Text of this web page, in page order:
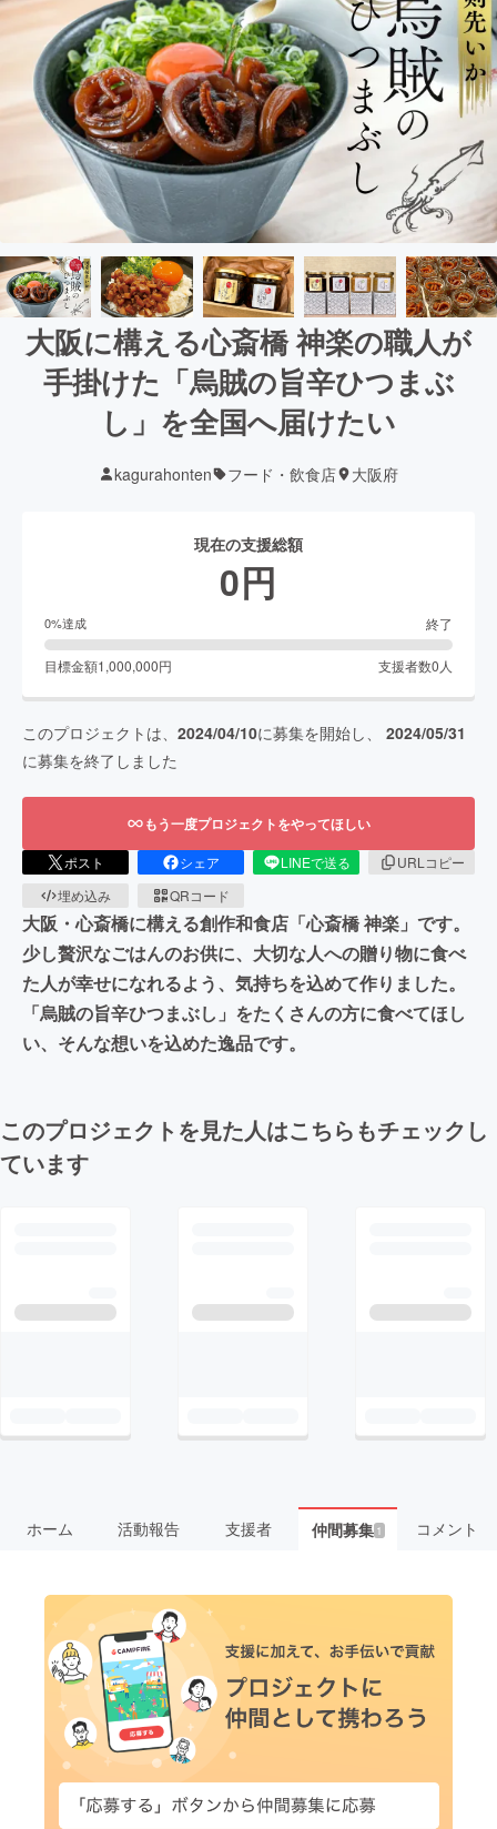
大阪に構える心斎橋 神楽の職人が
手掛けた「烏賊の旨辛ひつまぶ
し」を全国へ届けたい
kagurahonten フード・飲食店 大阪府
現在の支援総額
0円
0%達成 終了
目標金額1,000,000円 支援者数0 人
このプロジェクトは、 2024/04/10に募集を開始し、 2024/05/31
に募集を終了しました
もう一度プロジェクトをやってほしい
ポスト シェア LINEで送る
URLコピー
埋め込み
QRコード
大阪・心斎橋に構える創作和食店「心斎橋 神楽」です。
少し贅沢なごはんのお供に、大切な人への贈り物に食べ
た人が幸せになれるよう、気持ちを込めて作りました。
「烏賊の旨辛ひつまぶし」をたくさんの方に食べてほし
い、そんな想いを込めた逸品です。
このプロジェクトを見た人はこちらもチェックし
ています
ホーム 活動報告 支援者 仲間募集 1 コメント